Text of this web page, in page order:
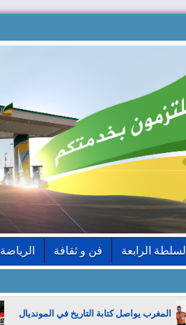
السلطة الرابعة فن و ثقافة الرياضة
المغرب يواصل كتابة التاريخ في المونديال